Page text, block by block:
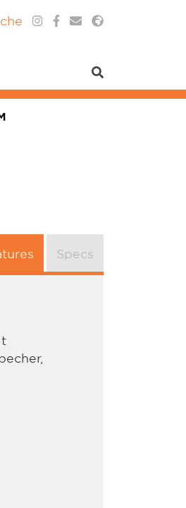
Specs